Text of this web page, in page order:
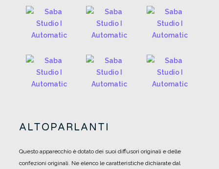
ALTOPARLANTI
Questo apparecchio è dotato dei suoi diffusori originali e delle
confezioni originali. Ne elenco le caratteristiche dichiarate dal